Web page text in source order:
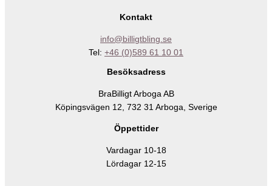
Kontakt
info@billigtbling.se
Tel: +46 (0)589 61 10 01
Besöksadress
BraBilligt Arboga AB
Köpingsvägen 12, 732 31 Arboga, Sverige
Öppettider
Vardagar 10-18
Lördagar 12-15